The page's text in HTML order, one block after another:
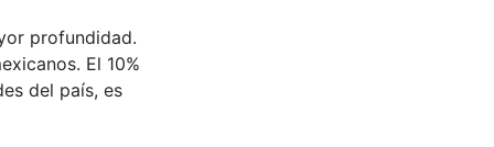
profundidad.
El 10%
del país, es